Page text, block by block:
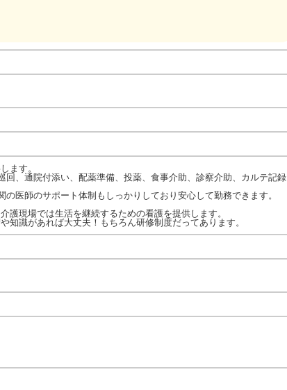
ます。
回、通院付添い、配薬準備、投薬、食事介助、診察介助、カルテ記録
医師のサポート体制もしっかりしており安心して勤務できます。
現場では生活を継続するための看護を提供します。
知識があれば大丈夫！もちろん研修制度だってあります。